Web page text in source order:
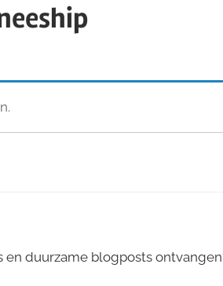
duurzame blogposts